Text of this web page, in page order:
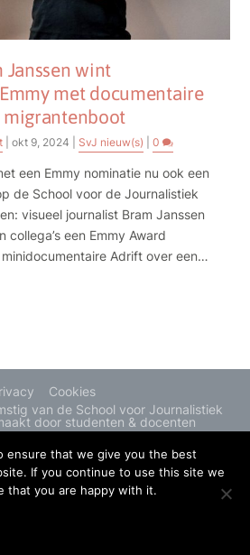
Janssen wint
met documentaire
|okt 9, 2024 SvJ nieuw(s) |0
een Emmy nominatie nu ook een
de School voor de Journalistiek
journalist Bram Janssen
collega’s een Emmy Award
Adrift over een
studenten die daar ook van
misschien ook ooit te bereiken.
Cookies
van de School voor Journalistiek
door studenten & docenten
& Vacatures
ensure that we give you the best
If you continue to use this site we
that you are happy with it.